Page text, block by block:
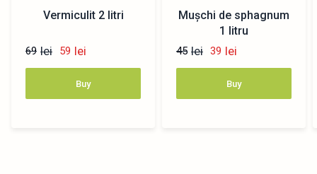
Vermiculit 2 litri
69 lei 59 lei
Buy
Muşchi de sphagnum
1 litru
45 lei 39 lei
Buy